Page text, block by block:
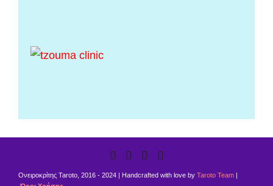
Ονειροκρίτης Taroto, 2016 - 2024 | Handcrafted with love by Taroto Team |